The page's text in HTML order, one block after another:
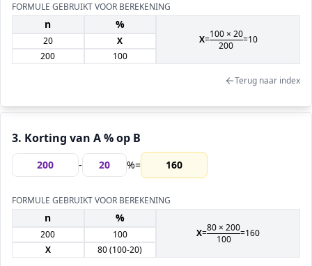
FORMULE GEBRUIKT VOOR BEREKENING
n %
20
X
200
100
X=100 × 20
200
=10
Terug naar index
3. Korting van A % op B
- %= 160
FORMULE GEBRUIKT VOOR BEREKENING
n %
200
100
X
80(100-20)
X=80 × 200
100
=160